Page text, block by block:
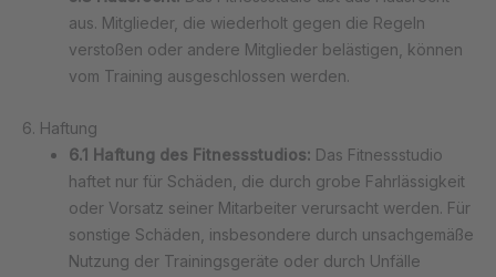
aus. Mitglieder, die wiederholt gegen die Regeln
verstoßen oder andere Mitglieder belästigen, können
vom Training ausgeschlossen werden.
6. Haftung
6.1 Haftung des Fitnessstudios: Das Fitnessstudio
haftet nur für Schäden, die durch grobe Fahrlässigkeit
oder Vorsatz seiner Mitarbeiter verursacht werden. Für
sonstige Schäden, insbesondere durch unsachgemäße
Nutzung der Trainingsgeräte oder durch Unfälle